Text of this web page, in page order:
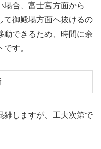
合、富士宮方面から
て御殿場方面へ抜けるの
動できるため、時間に余
す。
雑しますが、工夫次第で